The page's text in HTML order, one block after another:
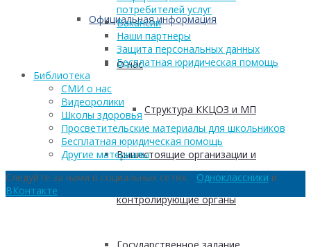
Официальная информация
О нас
Структура ККЦОЗ и МП
Вышестоящие организации и
контролирующие органы
потребителей услуг
Вакансии
Наши партнеры
Защита персональных данных
Бесплатная юридическая помощь
Библиотека
СМИ о нас
Видеоролики
Школы здоровья
Просветительские материалы для школьников
Бесплатная юридическая помощь
Другие материалы
Следуйте за нами в социальных сетях: Одноклассники и
ВКонтакте